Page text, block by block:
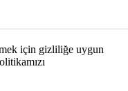
için gizliliğe uygun